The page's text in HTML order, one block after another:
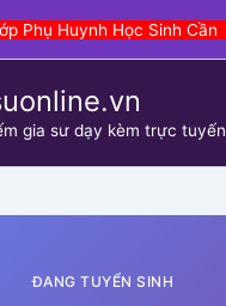
Phụ Huynh Học Sinh Cần
gia sư dạy kèm trực tuyến
ĐANG TUYỂN SINH